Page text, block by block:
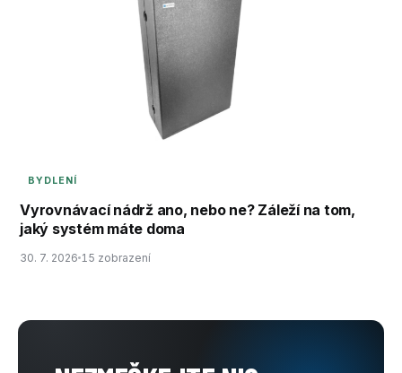
BYDLENÍ
Vyrovnávací nádrž ano, nebo ne? Záleží na tom,
jaký systém máte doma
30. 7. 2026 15 zobrazení